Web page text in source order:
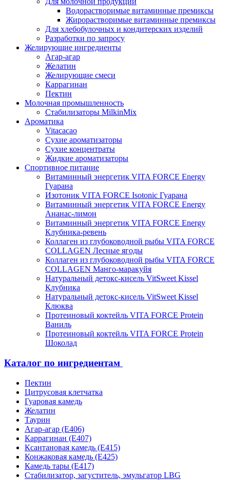
Водорастворимые витаминные премиксы
Жирорастворимые витаминные премиксы
Для хлебобулочных и кондитерских изделий
Разработки по запросу
Желирующие ингредиенты
Агар-агар
Желатин
Желирующие смеси
Каррагинан
Пектин
Молочная промышленность
Стабилизаторы MilkinMix
Ароматика
Vitacacao
Сухие ароматизаторы
Сухие концентраты
Жидкие ароматизаторы
Спортивное питание
Витаминный энергетик VITA FORCE Energy
Гуарана
Изотоник VITA FORCE Isotonic Гуарана
Витаминный энергетик VITA FORCE Energy
Ананас-лимон
Витаминный энергетик VITA FORCE Energy
Клубника-ревень
Коллаген из глубоководной рыбы VITA FORCE
COLLAGEN Лесные ягоды
Коллаген из глубоководной рыбы VITA FORCE
COLLAGEN Манго-маракуйя
Натуральный детокс-кисель VitSweet Kissel
Клубника
Натуральный детокс-кисель VitSweet Kissel
Клюква
Протеиновый коктейль VITA FORCE Protein
Ваниль
Протеиновый коктейль VITA FORCE Protein
Шоколад
Каталог по ингредиентам
Пектин
Цитрусовая клетчатка
Гуаровая камедь
Желатин
Таурин
Агар-агар (Е406)
Каррагинан (Е407)
Ксантановая камедь (Е415)
Конжаковая камедь (Е425)
Камедь тары (Е417)
Стабилизатор, загуститель, эмульгатор LBG